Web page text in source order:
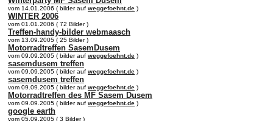
vom 14.01.2006 ( bilder auf weggefoehnt.de )
WINTER 2006
vom 01.01.2006 ( 72 Bilder )
Treffen-handy-bilder webmaasch
vom 13.09.2005 ( 25 Bilder )
Motorradtreffen SasemDusem
vom 09.09.2005 ( bilder auf weggefoehnt.de )
sasemdusem treffen
vom 09.09.2005 ( bilder auf weggefoehnt.de )
sasemdusem treffen
vom 09.09.2005 ( bilder auf weggefoehnt.de )
Motorradtreffen des MF Sasem Dusem
vom 09.09.2005 ( bilder auf weggefoehnt.de )
google earth
vom 05.09.2005 ( 3 Bilder )